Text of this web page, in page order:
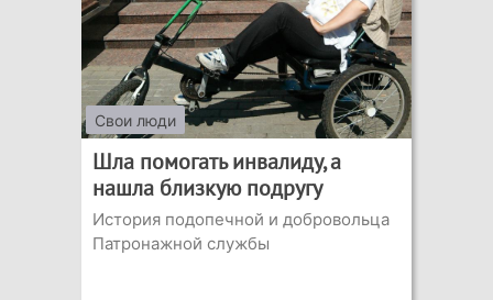
Свои люди
Шла помогать инвалиду, а
нашла близкую подругу
История подопечной и добровольца
Патронажной службы